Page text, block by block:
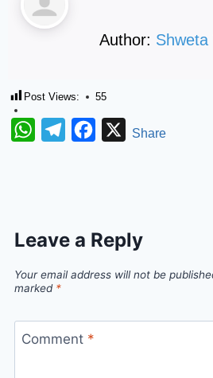
Author: Shweta
Post Views: 55
WhatsAppTelegramFacebook
XShare
Leave a Reply
Your email address will not be
marked *
Comment *